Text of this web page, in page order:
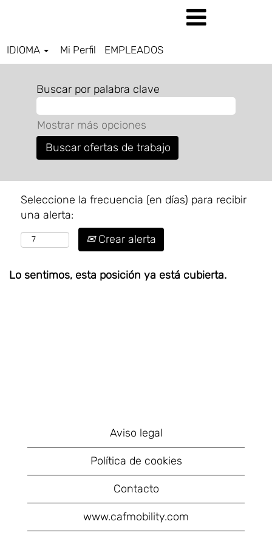
IDIOMA Mi Perfil EMPLEADOS
Buscar por palabra clave
Mostrar más opciones
Seleccione la frecuencia (en días) para recibir
una alerta:
Crear alerta
Lo sentimos, esta posición ya está cubierta.
Aviso legal
Política de cookies
Contacto
www.cafmobility.com